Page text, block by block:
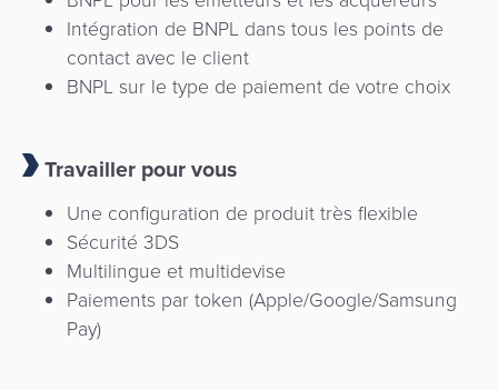
Intégration de BNPL dans tous les points de
contact avec le client
BNPL sur le type de paiement de votre choix
Travailler pour vous
Une configuration de produit très flexible
Sécurité 3DS
Multilingue et multidevise
Paiements par token (Apple/Google/Samsung
Pay)